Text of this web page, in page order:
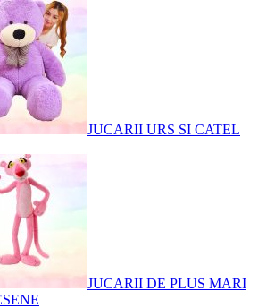
JUCARII URS SI CATEL
JUCARII DE PLUS MARI